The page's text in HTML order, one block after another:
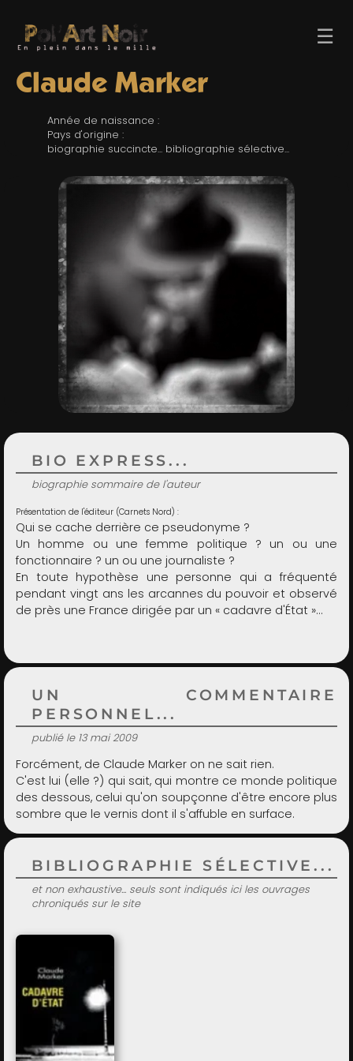
☰
TROMBINO
RECHERCHE
LIENS & FESTIVALS
UN POLAR AU HASARD
Claude Marker
Année de naissance :
Pays d'origine :
biographie succincte... bibliographie sélective...
UN COMMENTAIRE
PERSONNEL...
publié le 13 mai 2009
Forcément, de Claude Marker on ne sait rien.
C'est lui (elle ?) qui sait, qui montre ce monde politique
des dessous, celui qu'on soupçonne d'être encore plus
sombre que le vernis dont il s'affuble en surface.
BIO EXPRESS...
biographie sommaire de l'auteur
Présentation de l'éditeur (Carnets Nord) :
Qui se cache derrière ce pseudonyme ?
Un homme ou une femme politique ? un ou une
fonctionnaire ? un ou une journaliste ?
En toute hypothèse une personne qui a fréquenté
pendant vingt ans les arcannes du pouvoir et observé
de près une France dirigée par un « cadavre d'État »…
BIBLIOGRAPHIE SÉLECTIVE...
et non exhaustive... seuls sont indiqués ici les ouvrages
chroniqués sur le site